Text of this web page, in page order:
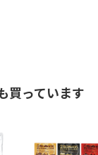
買っています